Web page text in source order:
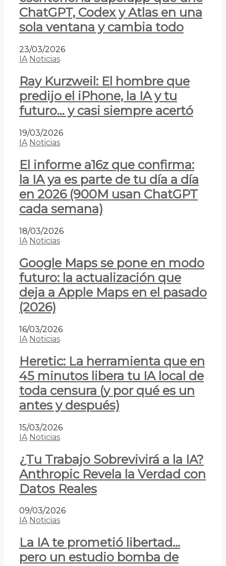
ChatGPT, Codex y Atlas en una
sola ventana y cambia todo
23/03/2026
IA Noticias
Ray Kurzweil: El hombre que
predijo el iPhone, la IA y tu
futuro… y casi siempre acertó
19/03/2026
IA Noticias
El informe a16z que confirma:
la IA ya es parte de tu día a día
en 2026 (900M usan ChatGPT
cada semana)
18/03/2026
IA Noticias
Google Maps se pone en modo
futuro: la actualización que
deja a Apple Maps en el pasado
(2026)
16/03/2026
IA Noticias
Heretic: La herramienta que en
45 minutos libera tu IA local de
toda censura (y por qué es un
antes y después)
15/03/2026
IA Noticias
¿Tu Trabajo Sobrevivirá a la IA?
Anthropic Revela la Verdad con
Datos Reales
09/03/2026
IA Noticias
La IA te prometió libertad…
pero un estudio bomba de